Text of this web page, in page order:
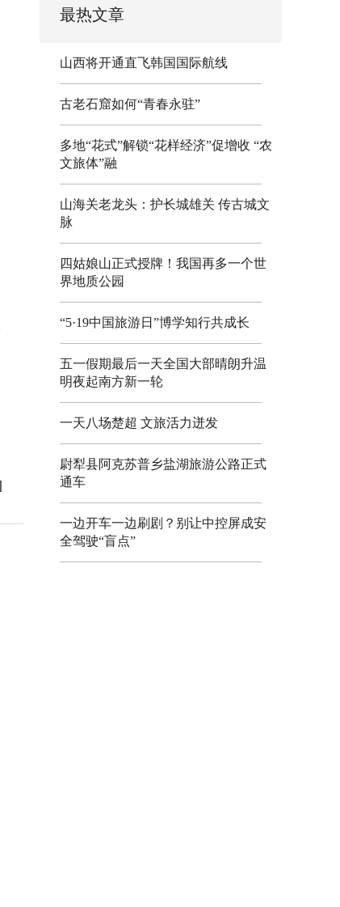
最热文章
山西将开通直飞韩国国际航线
古老石窟如何“青春永驻”
多地“花式”解锁“花样经济”促增收 “农
文旅体”融
山海关老龙头：护长城雄关 传古城文
脉
四姑娘山正式授牌！我国再多一个世
界地质公园
“5·19中国旅游日”博学知行共成长
五一假期最后一天全国大部晴朗升温
明夜起南方新一轮
一天八场楚超 文旅活力迸发
尉犁县阿克苏普乡盐湖旅游公路正式
通车
一边开车一边刷剧？别让中控屏成安
全驾驶“盲点”